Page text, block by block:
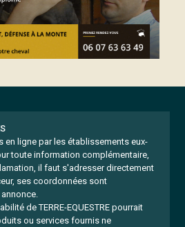
en ligne par les établissements eux-
toute information complémentaire,
il faut s'adresser directement
ses coordonnées sont
de TERRE-EQUESTRE pourrait
ou services fournis ne